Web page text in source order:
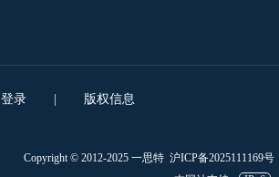
登录 版权信息
Copyright © 2012-2025 一思特 沪ICP备2025111169号